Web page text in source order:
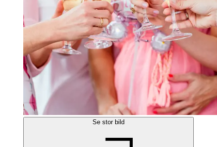
Se stor bild